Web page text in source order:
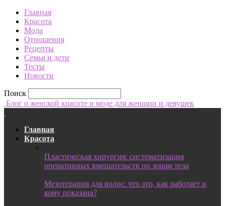
Главная
Красота
Мода
Отношения
Рецепты
Семья и дети
Тесты
Новости
Поиск
Блог о женской красоте и моде для женщин и девушек
Главная
Красота
Пластическая хирургия: систематизация
оперативных вмешательств по зонам тела
Мезотерапия для волос: что это, как работает и
кому показана?